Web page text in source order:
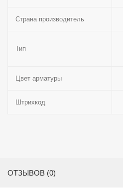
Страна производитель
Тип
Цвет арматуры
Штрихкод
ОТЗЫВОВ (0)